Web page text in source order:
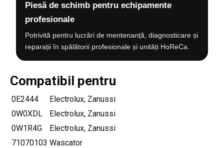
Piesă de schimb pentru echipamente
profesionale
Potrivită pentru lucrări de mentenanță, diagnosticare și
reparații în spălătorii profesionale și unități HoReCa.
Compatibil pentru
0E2444
Electrolux, Zanussi
0W0XDL
Electrolux, Zanussi
0W1R4G
Electrolux, Zanussi
71070103 Wascator